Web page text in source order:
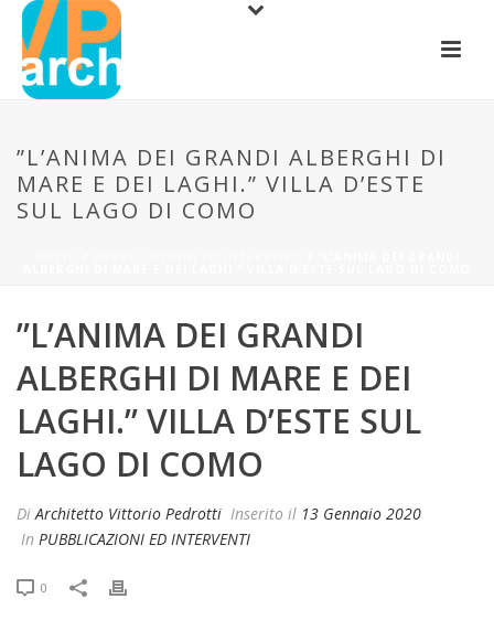
”L’ANIMA DEI GRANDI ALBERGHI DI
MARE E DEI LAGHI.” VILLA D’ESTE
SUL LAGO DI COMO
”L’ANIMA DEI GRANDI
ALBERGHI DI MARE E DEI
LAGHI.” VILLA D’ESTE SUL
LAGO DI COMO
DiArchitetto Vittorio Pedrotti Inserito il 13 Gennaio 2020
In PUBBLICAZIONI ED INTERVENTI
0